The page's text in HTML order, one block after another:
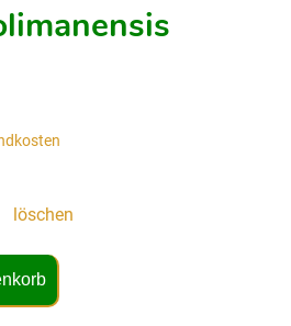
löschen